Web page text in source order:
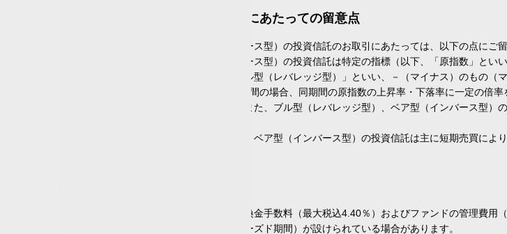
ブル型・ベア型投資信託のお取引にあたっての留意点
ブル型（レバレッジ型）、ベア型（インバース型）の投資信託のお取引にあたっては、以下の点にご留
ブル型（レバレッジ型）、ベア型（インバース型）の投資信託は特定の指標（以下、「原指数」と
倍率が＋（プラス）１を超えるものを「ブル型（レバレッジ型）」といい、－（マイナス）のもの
価額の上昇率・下落率は、2営業日以上の期間の場合、同期間の原指数の上昇率・下落率に一定の倍
投資成果が得られないおそれがあります。また、ブル型（レバレッジ型）、ベア型（インバース型
上記の理由から、ブル型（レバレッジ型）、ベア型（インバース型）の投資信託は主に短期売買に
各商品は、銘柄ごとに設定された買付又は換金手数料（最大税込4.40％）およびファンドの管理費
には、原則として換金できない期間（クローズド期間）が設けられている場合があります。